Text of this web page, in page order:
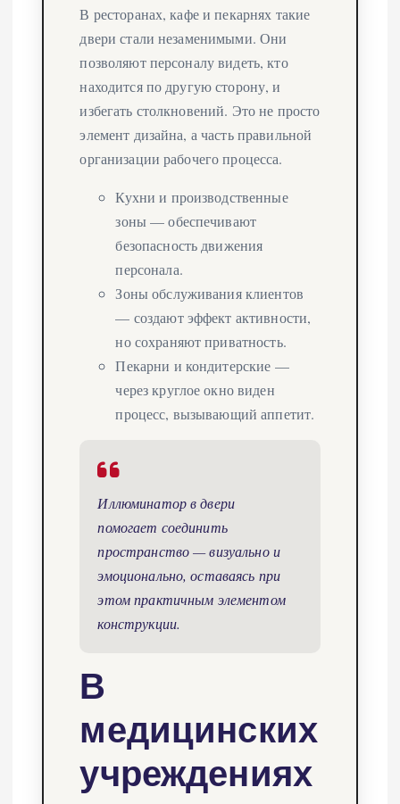
В ресторанах, кафе и пекарнях такие
двери стали незаменимыми. Они
позволяют персоналу видеть, кто
находится по другую сторону, и
избегать столкновений. Это не просто
элемент дизайна, а часть правильной
организации рабочего процесса.
Кухни и производственные
зоны — обеспечивают
безопасность движения
персонала.
Зоны обслуживания клиентов
— создают эффект активности,
но сохраняют приватность.
Пекарни и кондитерские —
через круглое окно виден
процесс, вызывающий аппетит.
Иллюминатор в двери
помогает соединить
пространство — визуально и
эмоционально, оставаясь при
этом практичным элементом
конструкции.
В
медицинских
учреждениях